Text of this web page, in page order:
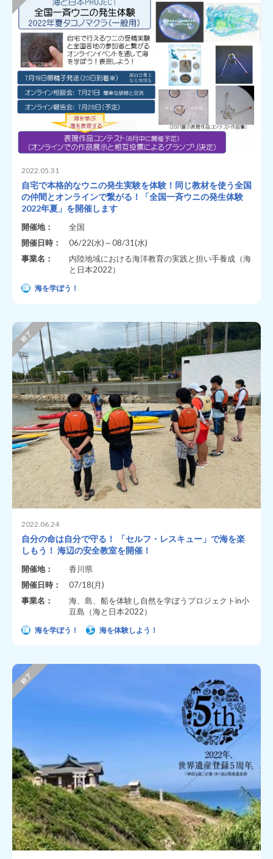
2022.05.31
自宅で本格的なウニの発生実験を体験！同じ教材を使う全国
の仲間とオンラインで繋がる！「全国一斉ウニの発生体験
2022年夏」を開催します
開催地：
全国
開催日時：
06/22(水)～08/31(水)
事業名：
内陸地域における海洋教育の実践と担い手養成（海
と日本2022）
海を学ぼう！
2022.06.24
自分の命は自分で守る！ 「セルフ・レスキュー」で海を楽
しもう！ 海辺の安全教室を開催！
開催地：
香川県
開催日時：
07/18(月)
事業名：
海、島、船を体験し自然を学ぼうプロジェクトin小
豆島（海と日本2022）
海を学ぼう！ 海を体験しよう！